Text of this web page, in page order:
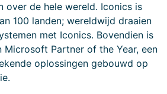
over de hele wereld. Iconics is
100 landen; wereldwijd draaien
met Iconics. Bovendien is
Microsoft Partner of the Year, een
oplossingen gebouwd op